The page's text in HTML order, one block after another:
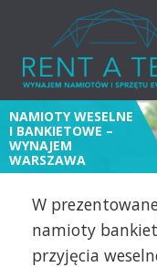
NAMIOTY WESELNE
I BANKIETOWE –
WYNAJEM
WARSZAWA
W
namioty
przyjęcia